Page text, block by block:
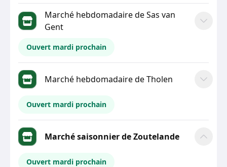
Marché hebdomadaire de Sas van
Gent
Ouvert mardi prochain
Marché hebdomadaire de Tholen
Ouvert mardi prochain
Marché saisonnier de Zoutelande
Ouvert mardi prochain